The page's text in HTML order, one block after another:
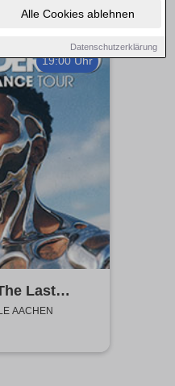
Alle Cookies ablehnen
Datenschutzerklärung
19:00 Uhr
Last
AACHEN